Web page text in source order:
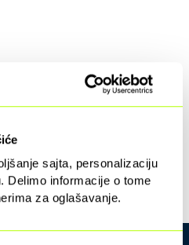
sajta, personalizaciju
Delimo informacije o tome
za oglašavanje.